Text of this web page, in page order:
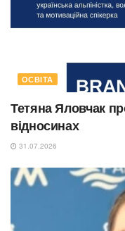
ОСВІТА
Тетяна Яловчак
відносинах
31.07.2026